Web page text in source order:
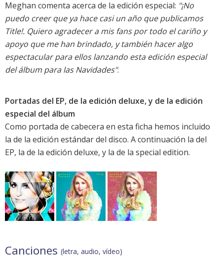
Meghan comenta acerca de la edición especial: "¡No
puedo creer que ya hace casi un año que publicamos
Title!. Quiero agradecer a mis fans por todo el cariño y
apoyo que me han brindado, y también hacer algo
espectacular para ellos lanzando esta edición especial
del álbum para las Navidades".
Portadas del EP, de la edición deluxe, y de la edición
especial del álbum
Como portada de cabecera en esta ficha hemos incluido
la de la edición estándar del disco. A continuación la del
EP, la de la edición deluxe, y la de la special edition.
Canciones (letra, audio, vídeo)